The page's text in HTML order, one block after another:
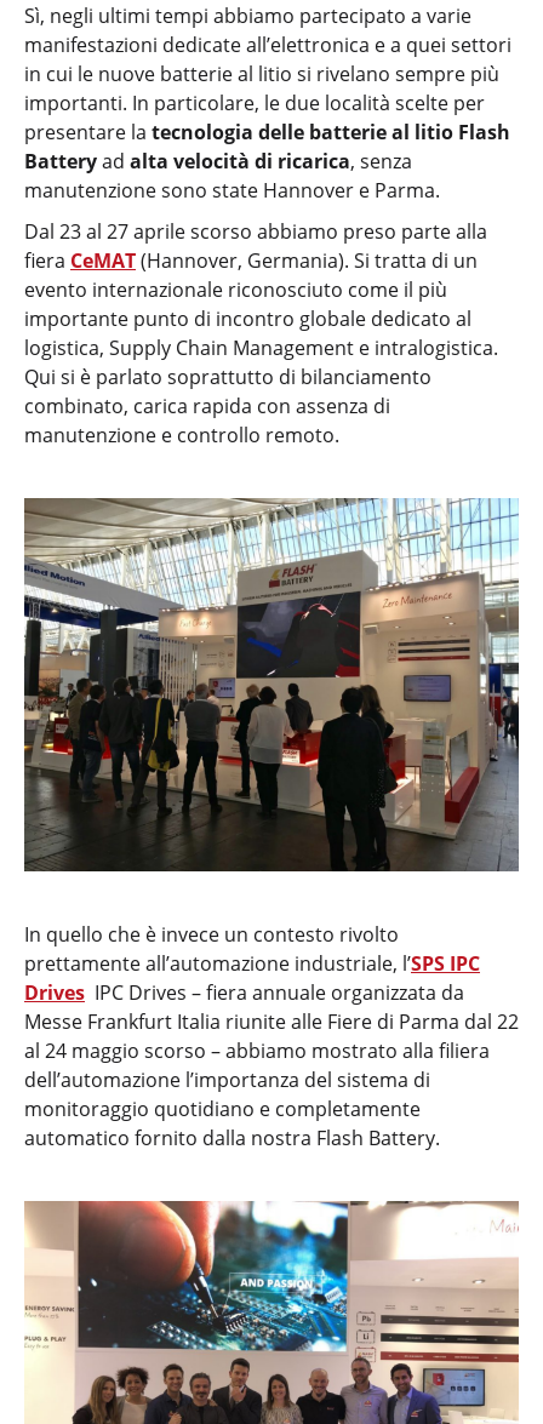
Sì, negli ultimi tempi abbiamo partecipato a varie
manifestazioni dedicate all’elettronica e a quei settori
in cui le nuove batterie al litio si rivelano sempre più
importanti. In particolare, le due località scelte per
presentare la tecnologia delle batterie al litio Flash
Batteryad alta velocità di ricarica, senza
manutenzione sono state Hannover e Parma.
Dal 23 al 27 aprile scorso abbiamo preso parte alla
fiera CeMAT(Hannover, Germania). Si tratta di un
evento internazionale riconosciuto come il più
importante punto di incontro globale dedicato al
logistica, Supply Chain Management e intralogistica.
Qui si è parlato soprattutto di bilanciamento
combinato, carica rapida con assenza di
manutenzione e controllo remoto.
In quello che è invece un contesto rivolto
prettamente all’automazione industriale, l’SPS IPC
Drives IPC Drives – fiera annuale organizzata da
Messe Frankfurt Italia riunite alle Fiere di Parma dal 22
al 24 maggio scorso – abbiamo mostrato alla filiera
dell’automazione l’importanza del sistema di
monitoraggio quotidiano e completamente
automatico fornito dalla nostra Flash Battery.